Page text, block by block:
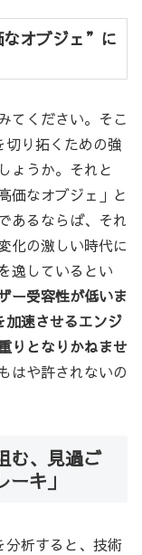
オブジェ”に
てください。そこ
り拓くための強
ょうか。それと
価なオブジェ」と
あるならば、それ
化の激しい時代に
逸しているとい
ー受容性が低いま
加速させるエンジ
りとなりかねませ
はや許されないの
む、見過ご
キ」
分析すると、技術